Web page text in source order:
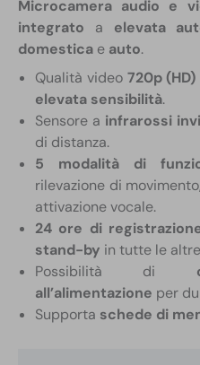
Microcamera audio e
integrato a elevata
domestica e auto.
Qualità video 720p (HD)
elevata sensibilità.
Sensore a infrarossi
di distanza.
5 modalità di
rilevazione di
attivazione vocale.
24 ore di
stand-by in tutte le
Possibilità di
all’alimentazione per
Supporta schede di